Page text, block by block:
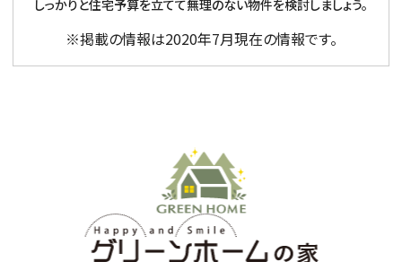
しっかりと住宅予算を立てて無理のない物件を検討しましょう。
※掲載の情報は2020年7月現在の情報です。